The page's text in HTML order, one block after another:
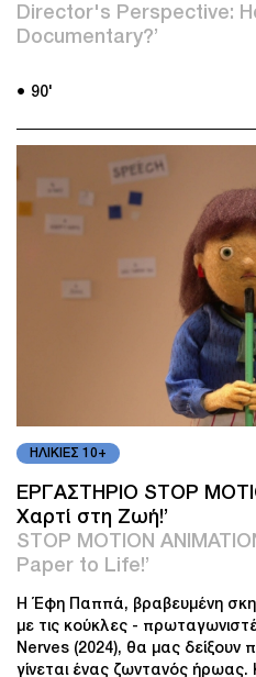
Director's Perspective:
Documentary?’
● 90'
ΗΛΙΚΙΕΣ 10+
ΕΡΓΑΣΤΗΡΙΟ STOP
Χαρτί στη Ζωή!’
STOP MOTION
Paper to Life!’
Η Έφη Παππά, βραβευμένη
με τις κούκλες -
Nerves (2024), θα μας δείξουν
γίνεται ένας ζωντανός